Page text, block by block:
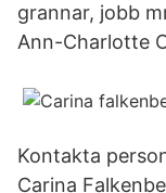
grannar, jobb
Ann-Charlotte
Kontakta
Carina